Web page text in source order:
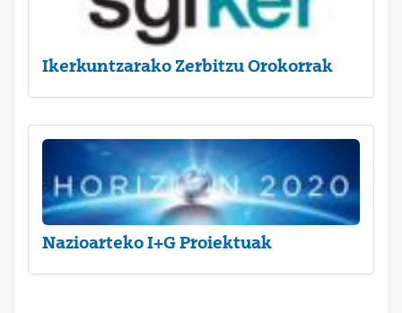
Ikerkuntzarako Zerbitzu Orokorrak
Nazioarteko I+G Proiektuak